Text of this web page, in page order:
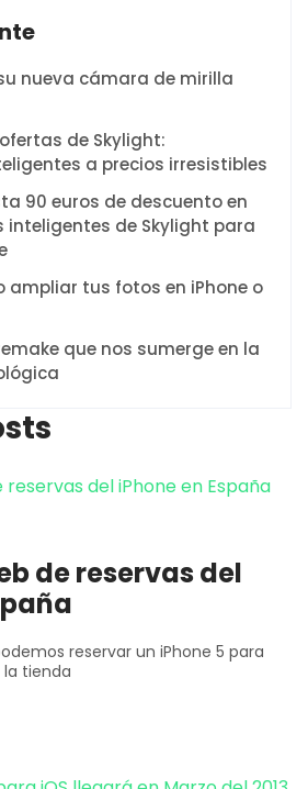
nueva cámara de mirilla
de Skylight:
a precios irresistibles
90 euros de descuento en
inteligentes de Skylight para
ampliar tus fotos en iPhone o
que nos sumerge en la
de reservas del
reservar un iPhone 5 para
tienda